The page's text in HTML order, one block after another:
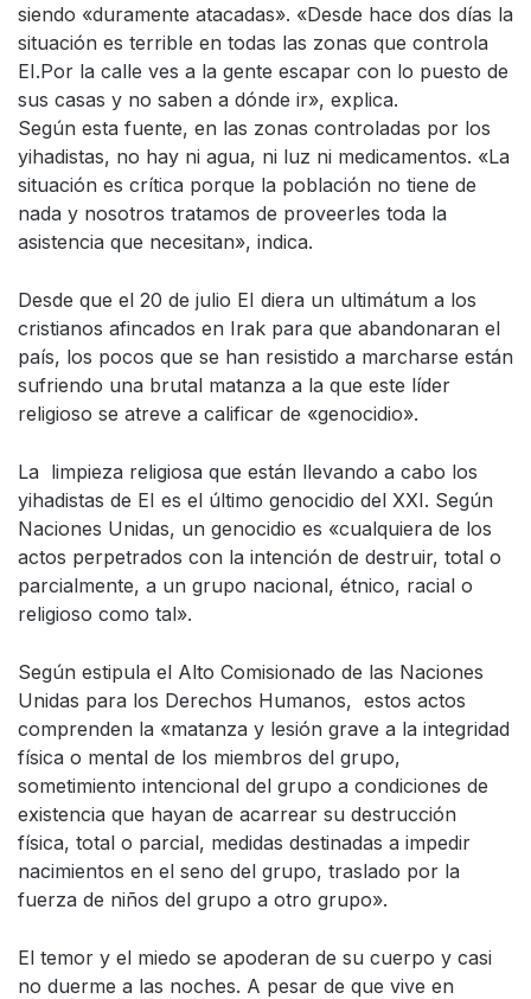
siendo «duramente atacadas». «Desde hace dos días la
situación es terrible en todas las zonas que controla
EI.Por la calle ves a la gente escapar con lo puesto de
sus casas y no saben a dónde ir», explica.
Según esta fuente, en las zonas controladas por los
yihadistas, no hay ni agua, ni luz ni medicamentos. «La
situación es crítica porque la población no tiene de
nada y nosotros tratamos de proveerles toda la
asistencia que necesitan», indica.
Desde que el 20 de julio EI diera un ultimátum a los
cristianos afincados en Irak para que abandonaran el
país, los pocos que se han resistido a marcharse están
sufriendo una brutal matanza a la que este líder
religioso se atreve a calificar de «genocidio».
La limpieza religiosa que están llevando a cabo los
yihadistas de EI es el último genocidio del XXI. Según
Naciones Unidas, un genocidio es «cualquiera de los
actos perpetrados con la intención de destruir, total o
parcialmente, a un grupo nacional, étnico, racial o
religioso como tal».
Según estipula el Alto Comisionado de las Naciones
Unidas para los Derechos Humanos, estos actos
comprenden la «matanza y lesión grave a la integridad
física o mental de los miembros del grupo,
sometimiento intencional del grupo a condiciones de
existencia que hayan de acarrear su destrucción
física, total o parcial, medidas destinadas a impedir
nacimientos en el seno del grupo, traslado por la
fuerza de niños del grupo a otro grupo».
El temor y el miedo se apoderan de su cuerpo y casi
no duerme a las noches. A pesar de que vive en